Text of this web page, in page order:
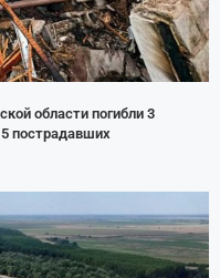
области погибли 3
пострадавших